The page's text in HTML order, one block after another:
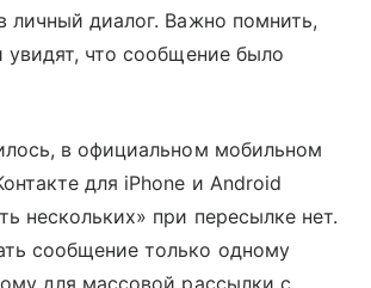
личный диалог. Важно помнить,
увидят, что сообщение было
в официальном мобильном
для iPhone и Android
нескольких» при пересылке нет.
сообщение только одному
для массовой рассылки с